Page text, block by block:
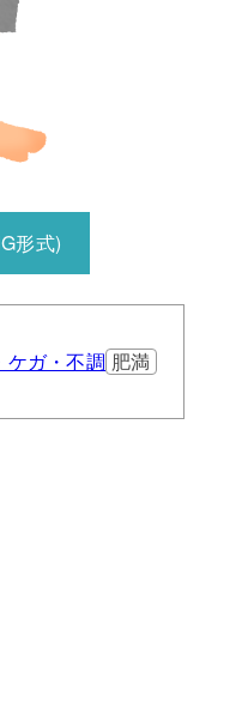
形式)
ケガ・不調 肥満